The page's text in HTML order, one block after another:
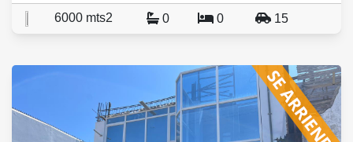
6000 mts2 0 0 15